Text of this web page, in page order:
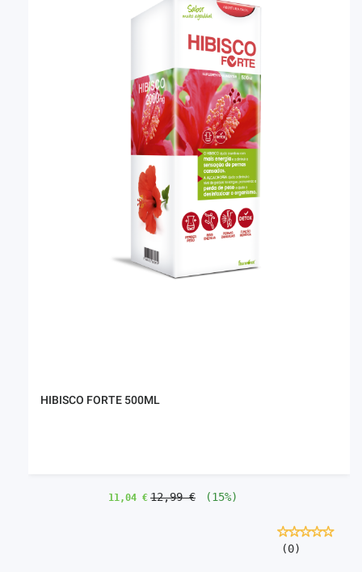
HIBISCO FORTE 500ML
11,04 € 12,99 € (15%)
(0)